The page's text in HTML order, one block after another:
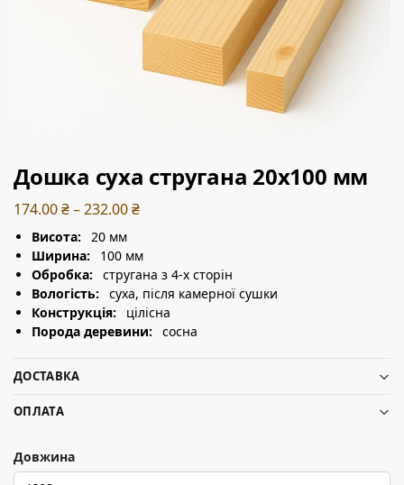
Дошка суха стругана 20х100 мм
174.00₴–232.00₴
Висота: 20 мм
Ширина: 100 мм
Обробка: стругана з 4-х сторін
Вологість: суха, після камерної сушки
Конструкція: цілісна
Порода деревини: сосна
ДОСТАВКА
ОПЛАТА
Довжина